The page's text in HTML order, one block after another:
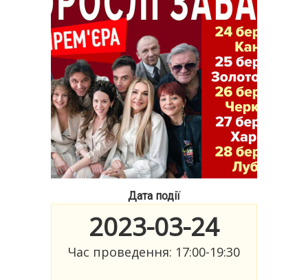
Дата події
2023-03-24
Час проведення: 17:00-19:30